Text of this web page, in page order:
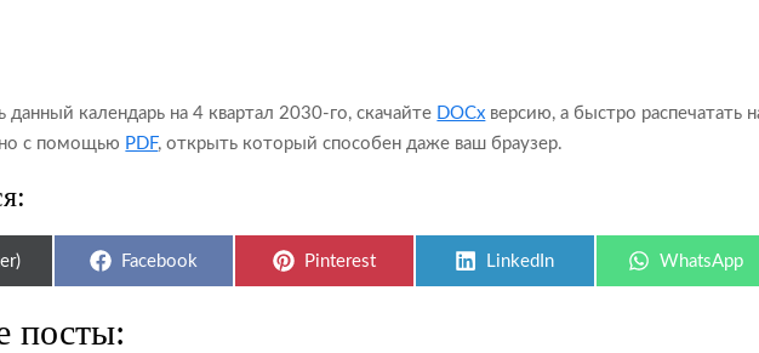
календарь на 4 квартал 2030-го, скачайте DOCx версию, а быстро распечатать
с помощью PDF, открыть который способен даже ваш браузер.
Share
Facebook
Share
Pinterest
Share
LinkedIn
Share
WhatsApp
посты: